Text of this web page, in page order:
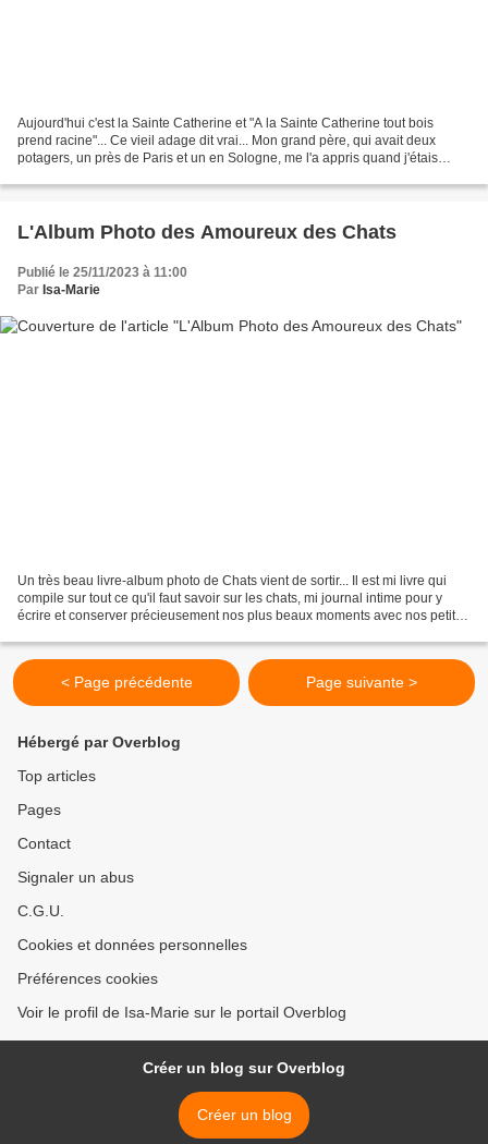
Aujourd'hui c'est la Sainte Catherine et "A la Sainte Catherine tout bois
prend racine"... Ce vieil adage dit vrai... Mon grand père, qui avait deux
potagers, un près de Paris et un en Sologne, me l'a appris quand j'étais
L'Album Photo des Amoureux des Chats
Publié le 25/11/2023 à 11:00
Par Isa-Marie
Un très beau livre-album photo de Chats vient de sortir... Il est mi livre qui
compile sur tout ce qu'il faut savoir sur les chats, mi journal intime pour y
écrire et conserver précieusement nos plus beaux moments avec nos petits
< Page précédente Page suivante >
Hébergé par Overblog
Top articles
Pages
Contact
Signaler un abus
C.G.U.
Cookies et données personnelles
Préférences cookies
Voir le profil de Isa-Marie sur le portail Overblog
Créer un blog sur Overblog
Créer un blog